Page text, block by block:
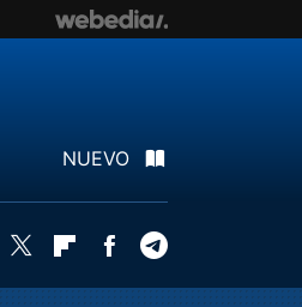
NUEVO
Twitter FlipboardFacebook